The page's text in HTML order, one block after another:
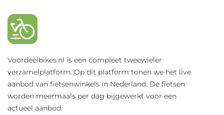
Voordeelbikes.nl is een compleet tweewieler
verzamelplatform. Op dit platform tonen we het live
aanbod van fietsenwinkels in Nederland. De fietsen
worden meermaals per dag bijgewerkt voor een
actueel aanbod.